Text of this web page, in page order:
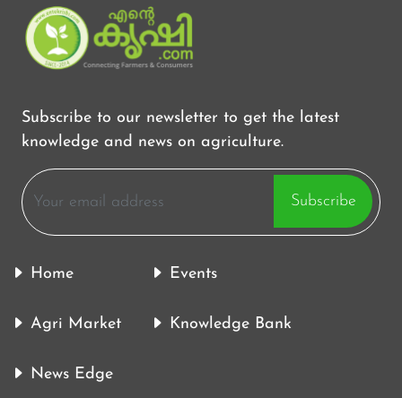
Subscribe to our newsletter to get the latest
knowledge and news on agriculture.
Subscribe
Home
Agri Market
News Edge
Events
Knowledge Bank